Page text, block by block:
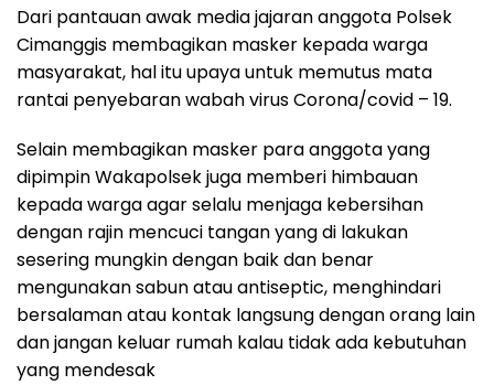
Dari pantauan awak media jajaran anggota Polsek
Cimanggis membagikan masker kepada warga
masyarakat, hal itu upaya untuk memutus mata
rantai penyebaran wabah virus Corona/covid – 19.
Selain membagikan masker para anggota yang
dipimpin Wakapolsek juga memberi himbauan
kepada warga agar selalu menjaga kebersihan
dengan rajin mencuci tangan yang di lakukan
sesering mungkin dengan baik dan benar
mengunakan sabun atau antiseptic, menghindari
bersalaman atau kontak langsung dengan orang lain
dan jangan keluar rumah kalau tidak ada kebutuhan
yang mendesak